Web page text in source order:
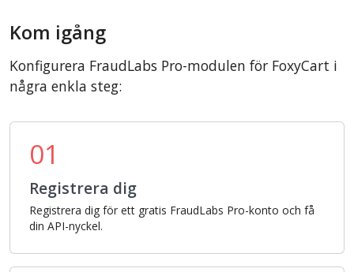
Kom igång
Konfigurera FraudLabs Pro-modulen för FoxyCart i
några enkla steg:
01
Registrera dig
Registrera dig för ett gratis FraudLabs Pro-konto och få
din API-nyckel.